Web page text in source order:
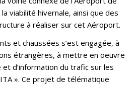
viabilité hivernale, ainsi que des
à réaliser sur cet Aéroport.
et chaussées s’est engagée, à
étrangères, à mettre en oeuvre
d’information du trafic sur les
». Ce projet de télématique